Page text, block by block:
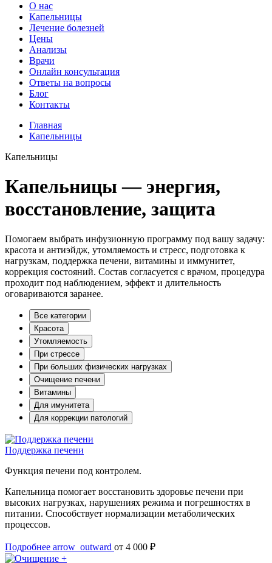
О нас
Капельницы
Лечение болезней
Цены
Анализы
Врачи
Онлайн консультация
Ответы на вопросы
Блог
Контакты
Главная
Капельницы
Капельницы
Капельницы — энергия,
восстановление, защита
Помогаем выбрать инфузионную программу под вашу задачу:
красота и антиэйдж, утомляемость и стресс, подготовка к
нагрузкам, поддержка печени, витамины и иммунитет,
коррекция состояний. Состав согласуется с врачом, процедура
проходит под наблюдением, эффект и длительность
оговариваются заранее.
Все категории
Красота
Утомляемость
При стрессе
При больших физических нагрузках
Очищение печени
Витамины
Для имунитета
Для коррекции патологий
Поддержка печени
Функция печени под контролем.
Капельница помогает восстановить здоровье печени при
высоких нагрузках, нарушениях режима и погрешностях в
питании. Способствует нормализации метаболических
процессов.
Подробнее arrow_outward от 4 000 ₽